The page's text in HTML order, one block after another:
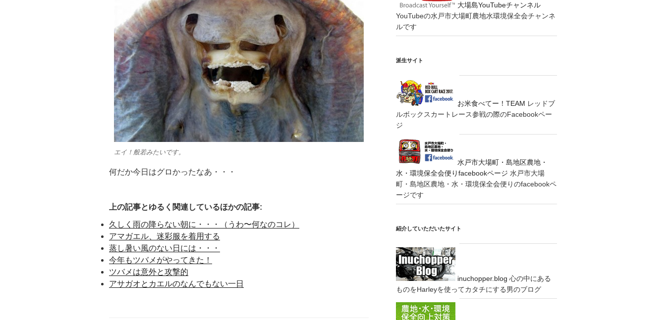
エイ！般若みたいです。
何だか今日はグロかったなあ・・・
上の記事とゆるく関連しているほかの記事:
久しく雨の降らない朝に・・・（うわ〜何なのコレ）
アマガエル、迷彩服を着用する
蒸し暑い風のない日には・・・
今年もツバメがやってきた！
ツバメは意外と攻撃的
アサガオとカエルのなんでもない一日
大場島YouTubeチャンネル
YouTubeの水戸市大場町農地水環境保全会チャンネ
ルです
派生サイト
お米食べてー！TEAM レッドブ
ルボックスカートレース参戦の際のFacebookペー
ジ
水戸市大場町・島地区農地・
水・環境保全会便りfacebookページ 水戸市大場
町・島地区農地・水・環境保全会便りのfacebookペ
ージです
紹介していただいたサイト
inuchopper.blog 心の中にある
ものをHarleyを使ってカタチにする男のブログ